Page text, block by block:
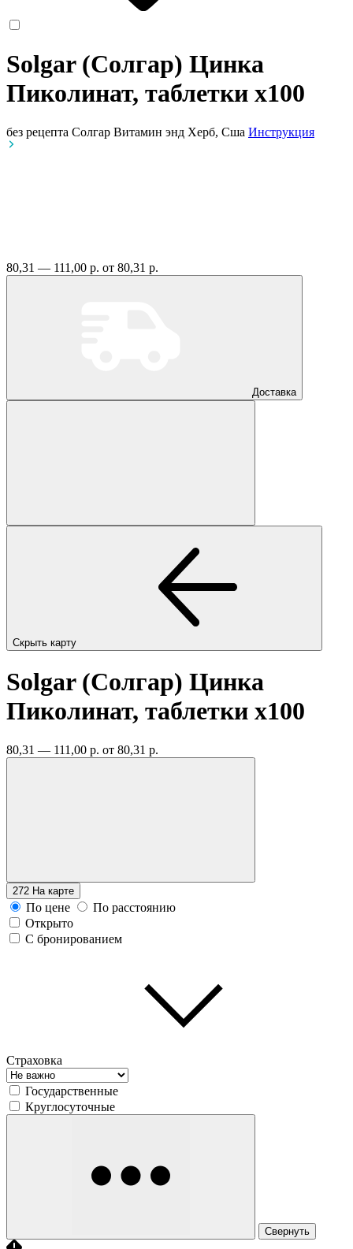
Solgar (Солгар) Цинка
Пиколинат, таблетки x100
без рецепта Солгар Витамин энд Херб, Сша Инструкция
80,31 — 111,00 р. от 80,31 р.
Доставка
Скрыть карту
Solgar (Солгар) Цинка
Пиколинат, таблетки x100
80,31 — 111,00 р. от 80,31 р.
272 На карте
По цене
По расстоянию
Открыто
С бронированием
Страховка
Государственные
Круглосуточные
Свернуть